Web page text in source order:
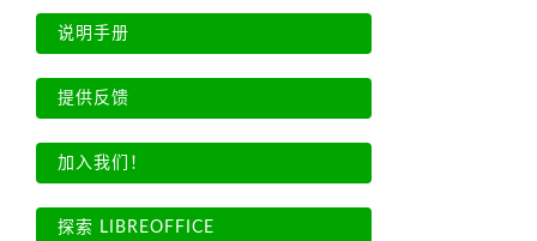
说明手册
提供反馈
加入我们！
探索 LIBREOFFICE